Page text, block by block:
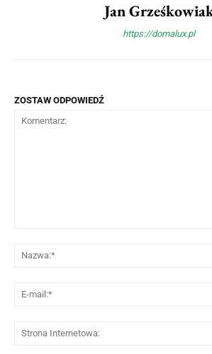
Jan
https://domalux.pl
ZOSTAW ODPOWIEDŹ